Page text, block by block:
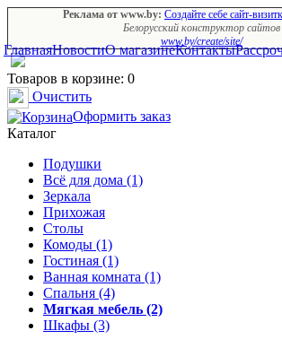
Реклама от www.by: Создайте себе сайт-
Белорусский конструктор сайтов
www.by/create/site/
ГлавнаяНовостиО магазинеКонтакты
Товаров в корзине: 0
Очистить
Оформить заказ
Каталог
Подушки
Всё для дома (1)
Зеркала
Прихожая
Столы
Комоды (1)
Гостиная (1)
Ванная комната (1)
Спальня (4)
Мягкая мебель (2)
Шкафы (3)